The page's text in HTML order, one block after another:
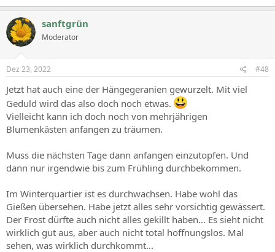
sanftgrün
Moderator
Dez 23, 2022 #48
Jetzt hat auch eine der Hängegeranien gewurzelt. Mit viel
Geduld wird das also doch noch etwas.
Vielleicht kann ich doch noch von mehrjährigen
Blumenkästen anfangen zu träumen.
Muss die nächsten Tage dann anfangen einzutopfen. Und
dann nur irgendwie bis zum Frühling durchbekommen.
Im Winterquartier ist es durchwachsen. Habe wohl das
Gießen übersehen. Habe jetzt alles sehr vorsichtig gewässert.
Der Frost dürfte auch nicht alles gekillt haben... Es sieht nicht
wirklich gut aus, aber auch nicht total hoffnungslos. Mal
sehen, was wirklich durchkommt...